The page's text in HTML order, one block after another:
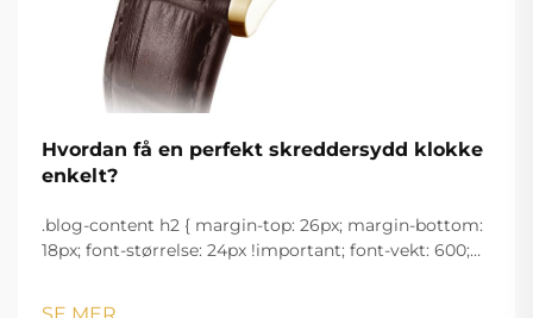
Hvordan få en perfekt skreddersydd klokke
enkelt?
.blog-content h2 { margin-top: 26px; margin-bottom:
18px; font-størrelse: 24px !important; font-vekt: 600;